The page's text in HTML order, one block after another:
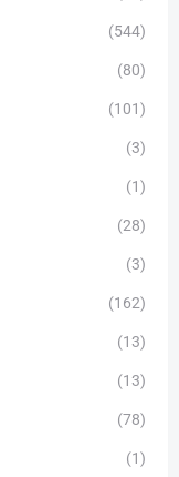
(544)
(80)
(101)
(3)
(1)
(28)
(3)
(162)
(13)
(13)
(78)
(1)